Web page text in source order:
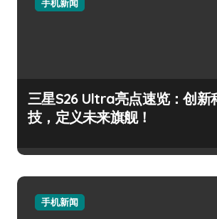
手机新闻
三星S26 Ultra亮点速览：创新
技，定义未来旗舰！
手机新闻